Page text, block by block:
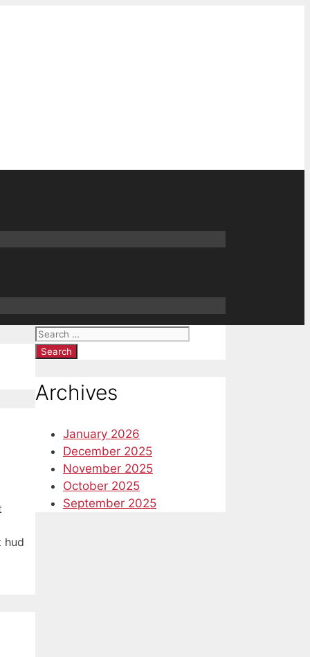
hud
Search
for:
Archives
January 2026
December 2025
November 2025
October 2025
September 2025